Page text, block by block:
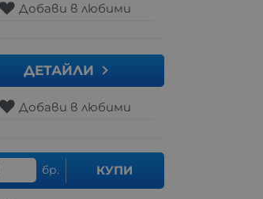
Добави в любими
ДЕТАЙЛИ
Добави в любими
бр. КУПИ